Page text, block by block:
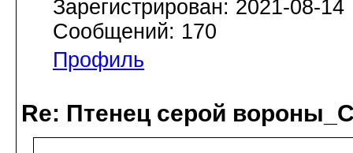
Зарегистрирован: 2021-08-14
Сообщений: 170
Профиль
Re: Птенец серой